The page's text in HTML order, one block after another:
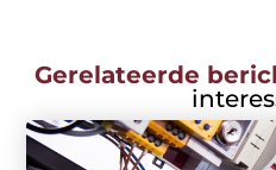
Gerelateerde